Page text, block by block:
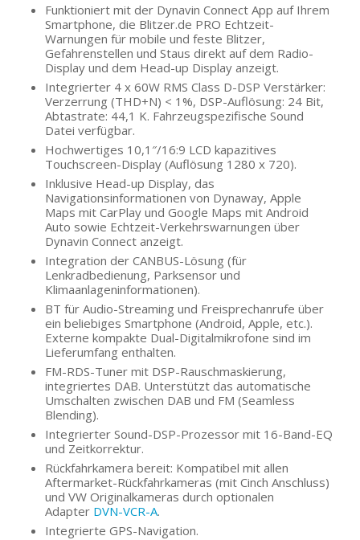
Funktioniert mit der Dynavin Connect App auf Ihrem
Smartphone, die Blitzer.de PRO Echtzeit-
Warnungen für mobile und feste Blitzer,
Gefahrenstellen und Staus direkt auf dem Radio-
Display und dem Head-up Display anzeigt.
Integrierter 4 x 60W RMS Class D-DSP Verstärker:
Verzerrung (THD+N) < 1%, DSP-Auflösung: 24 Bit,
Abtastrate: 44,1 K. Fahrzeugspezifische Sound
Datei verfügbar.
Hochwertiges 10,1″/16:9 LCD kapazitives
Touchscreen-Display (Auflösung 1280 x 720).
Inklusive Head-up Display, das
Navigationsinformationen von Dynaway, Apple
Maps mit CarPlay und Google Maps mit Android
Auto sowie Echtzeit-Verkehrswarnungen über
Dynavin Connect anzeigt.
Integration der CANBUS-Lösung (für
Lenkradbedienung, Parksensor und
Klimaanlageninformationen).
BT für Audio-Streaming und Freisprechanrufe über
ein beliebiges Smartphone (Android, Apple, etc.).
Externe kompakte Dual-Digitalmikrofone sind im
Lieferumfang enthalten.
FM-RDS-Tuner mit DSP-Rauschmaskierung,
integriertes DAB. Unterstützt das automatische
Umschalten zwischen DAB und FM (Seamless
Blending).
Integrierter Sound-DSP-Prozessor mit 16-Band-EQ
und Zeitkorrektur.
Rückfahrkamera bereit: Kompatibel mit allen
Aftermarket-Rückfahrkameras (mit Cinch Anschluss)
und VW Originalkameras durch optionalen
Adapter DVN-VCR-A.
Integrierte GPS-Navigation.